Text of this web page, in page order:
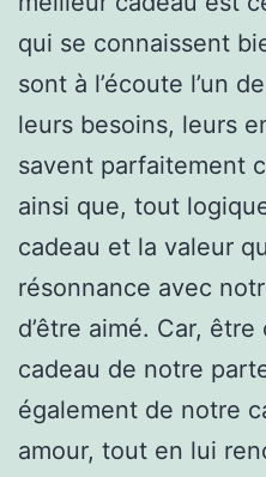
qui se connaissent
sont à l’écoute l’un
leurs besoins, leurs
savent parfaitement
ainsi que, tout
cadeau et la valeur
résonnance avec
d’être aimé. Car,
cadeau de notre
également de notre
amour, tout en lui